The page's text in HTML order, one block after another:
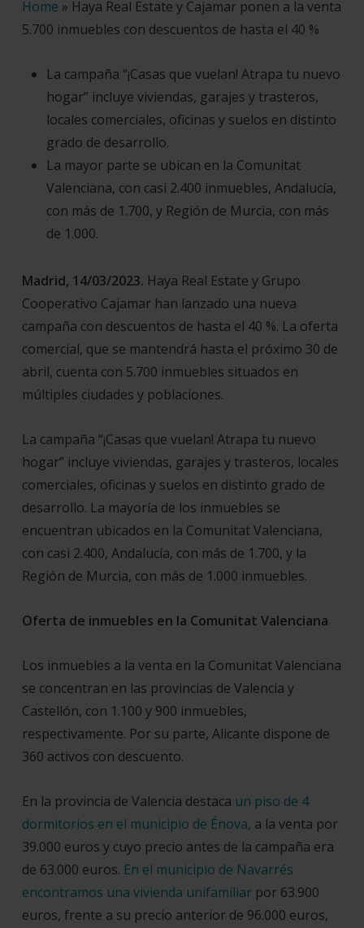
Home » Haya Real Estate y Cajamar ponen a la venta
5.700 inmuebles con descuentos de hasta el 40 %
La campaña “¡Casas que vuelan! Atrapa tu nuevo
hogar” incluye viviendas, garajes y trasteros,
locales comerciales, oficinas y suelos en distinto
grado de desarrollo.
La mayor parte se ubican en la Comunitat
Valenciana, con casi 2.400 inmuebles, Andalucía,
con más de 1.700, y Región de Murcia, con más
de 1.000.
Madrid, 14/03/2023. Haya Real Estate y Grupo
Cooperativo Cajamar han lanzado una nueva
campaña con descuentos de hasta el 40 %. La oferta
comercial, que se mantendrá hasta el próximo 30 de
abril, cuenta con 5.700 inmuebles situados en
múltiples ciudades y poblaciones.
La campaña “¡Casas que vuelan! Atrapa tu nuevo
hogar” incluye viviendas, garajes y trasteros, locales
comerciales, oficinas y suelos en distinto grado de
desarrollo. La mayoría de los inmuebles se
encuentran ubicados en la Comunitat Valenciana,
con casi 2.400, Andalucía, con más de 1.700, y la
Región de Murcia, con más de 1.000 inmuebles.
Oferta de inmuebles en la Comunitat Valenciana
Los inmuebles a la venta en la Comunitat Valenciana
se concentran en las provincias de Valencia y
Castellón, con 1.100 y 900 inmuebles,
respectivamente. Por su parte, Alicante dispone de
360 activos con descuento.
En la provincia de Valencia destaca un piso de 4
dormitorios en el municipio de Énova, a la venta por
39.000 euros y cuyo precio antes de la campaña era
de 63.000 euros. En el municipio de Navarrés
encontramos una vivienda unifamiliarpor 63.900
euros, frente a su precio anterior de 96.000 euros,